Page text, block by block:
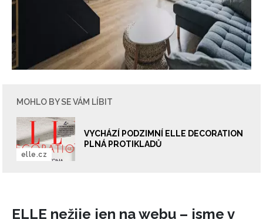
MOHLO BY SE VÁM LÍBIT
VYCHÁZÍ PODZIMNÍ ELLE DECORATION
PLNÁ PROTIKLADŮ
elle.cz
ELLE nežije jen na webu – jsme v